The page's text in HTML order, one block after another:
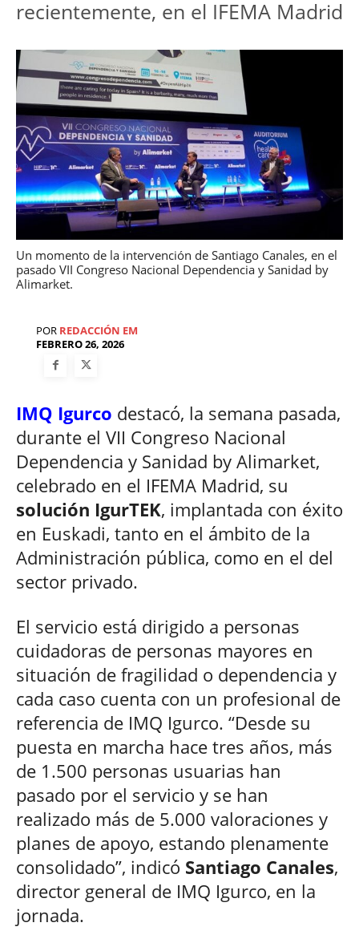
recientemente, en el IFEMA Madrid
Un momento de la intervención de Santiago Canales, en el
pasado VII Congreso Nacional Dependencia y Sanidad by
Alimarket.
POR REDACCIÓN EM
FEBRERO 26, 2026
IMQ Igurco destacó, la semana pasada,
durante el VII Congreso Nacional
Dependencia y Sanidad by Alimarket,
celebrado en el IFEMA Madrid, su
solución IgurTEK, implantada con éxito
en Euskadi, tanto en el ámbito de la
Administración pública, como en el del
sector privado.
El servicio está dirigido a personas
cuidadoras de personas mayores en
situación de fragilidad o dependencia y
cada caso cuenta con un profesional de
referencia de IMQ Igurco. “Desde su
puesta en marcha hace tres años, más
de 1.500 personas usuarias han
pasado por el servicio y se han
realizado más de 5.000 valoraciones y
planes de apoyo, estando plenamente
consolidado”, indicó Santiago Canales,
director general de IMQ Igurco, en la
jornada.